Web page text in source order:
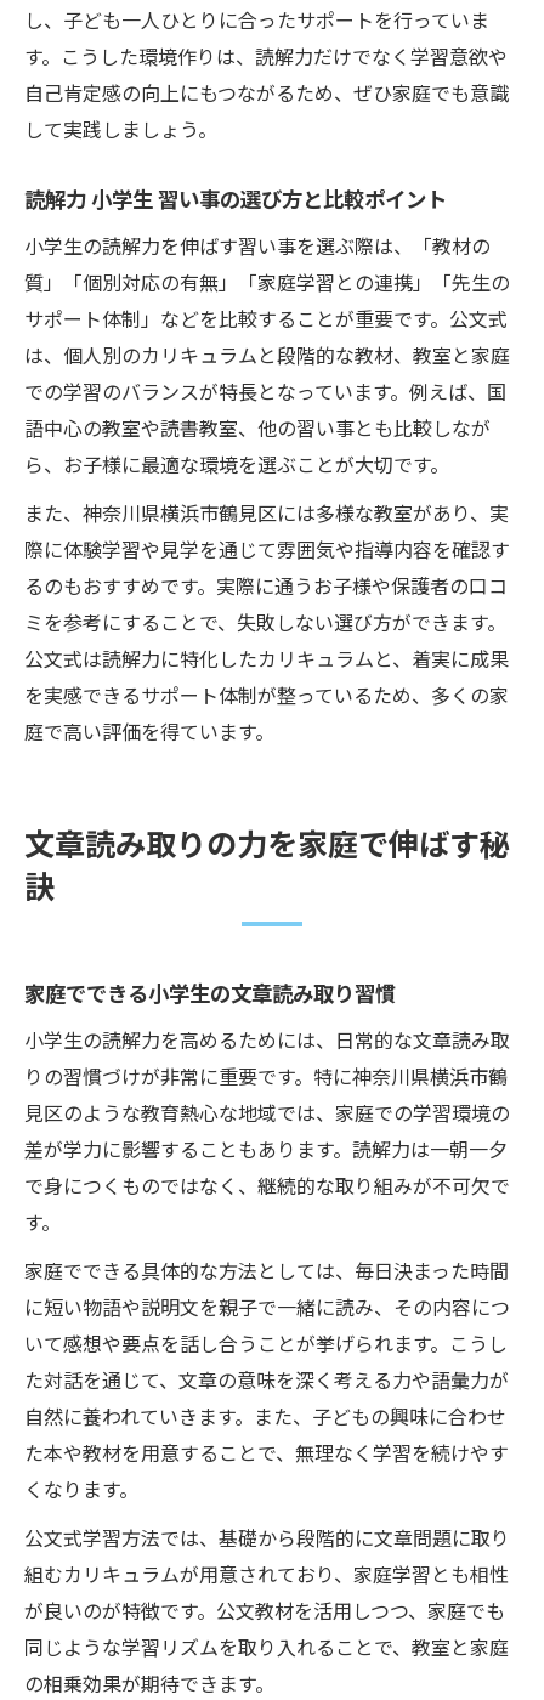
し、子ども一人ひとりに合ったサポートを行っていま
す。こうした環境作りは、読解力だけでなく学習意欲や
自己肯定感の向上にもつながるため、ぜひ家庭でも意識
して実践しましょう。
読解力 小学生 習い事の選び方と比較ポイント
小学生の読解力を伸ばす習い事を選ぶ際は、「教材の
質」「個別対応の有無」「家庭学習との連携」「先生の
サポート体制」などを比較することが重要です。公文式
は、個人別のカリキュラムと段階的な教材、教室と家庭
での学習のバランスが特長となっています。例えば、国
語中心の教室や読書教室、他の習い事とも比較しなが
ら、お子様に最適な環境を選ぶことが大切です。
また、神奈川県横浜市鶴見区には多様な教室があり、実
際に体験学習や見学を通じて雰囲気や指導内容を確認す
るのもおすすめです。実際に通うお子様や保護者の口コ
ミを参考にすることで、失敗しない選び方ができます。
公文式は読解力に特化したカリキュラムと、着実に成果
を実感できるサポート体制が整っているため、多くの家
庭で高い評価を得ています。
文章読み取りの力を家庭で伸ばす秘
訣
家庭でできる小学生の文章読み取り習慣
小学生の読解力を高めるためには、日常的な文章読み取
りの習慣づけが非常に重要です。特に神奈川県横浜市鶴
見区のような教育熱心な地域では、家庭での学習環境の
差が学力に影響することもあります。読解力は一朝一夕
で身につくものではなく、継続的な取り組みが不可欠で
す。
家庭でできる具体的な方法としては、毎日決まった時間
に短い物語や説明文を親子で一緒に読み、その内容につ
いて感想や要点を話し合うことが挙げられます。こうし
た対話を通じて、文章の意味を深く考える力や語彙力が
自然に養われていきます。また、子どもの興味に合わせ
た本や教材を用意することで、無理なく学習を続けやす
くなります。
公文式学習方法では、基礎から段階的に文章問題に取り
組むカリキュラムが用意されており、家庭学習とも相性
が良いのが特徴です。公文教材を活用しつつ、家庭でも
同じような学習リズムを取り入れることで、教室と家庭
の相乗効果が期待できます。